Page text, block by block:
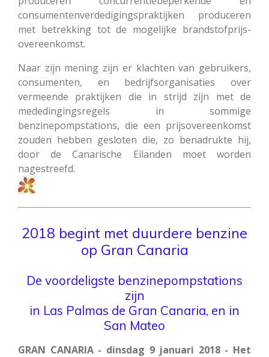
consumentenverdedigingspraktijken produceren
met betrekking tot de mogelijke brandstofprijs-
overeenkomst.
Naar zijn mening zijn er klachten van gebruikers,
consumenten, en bedrijfsorganisaties over
vermeende praktijken die in strijd zijn met de
mededingingsregels in sommige
benzinepompstations, die een prijsovereenkomst
zouden hebben gesloten die, zo benadrukte hij,
door de Canarische Eilanden moet worden
nagestreefd.
2018 begint met duurdere benzine
op Gran Canaria
De voordeligste benzinepompstations
zijn
in Las Palmas de Gran Canaria, en in
San Mateo
GRAN CANARIA - dinsdag 9 januari 2018 - Het